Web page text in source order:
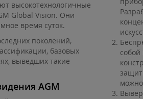
высокотехнологичные
Global Vision. Они
время суток.
поколений,
базовых
выведших такие
AGM